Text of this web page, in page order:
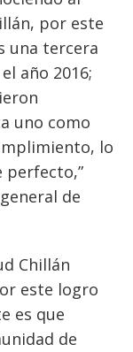
por este
una tercera
año 2016;
uno como
lo
perfecto,”
de
Chillán
este logro
es que
de